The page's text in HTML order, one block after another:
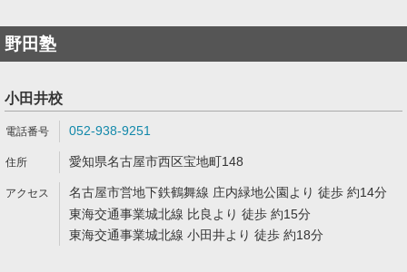
野田塾
小田井校
052-938-9251
愛知県名古屋市西区宝地町148
名古屋市営地下鉄鶴舞線 庄内緑地公園より 徒歩 約14分
東海交通事業城北線 比良より 徒歩 約15分
東海交通事業城北線 小田井より 徒歩 約18分